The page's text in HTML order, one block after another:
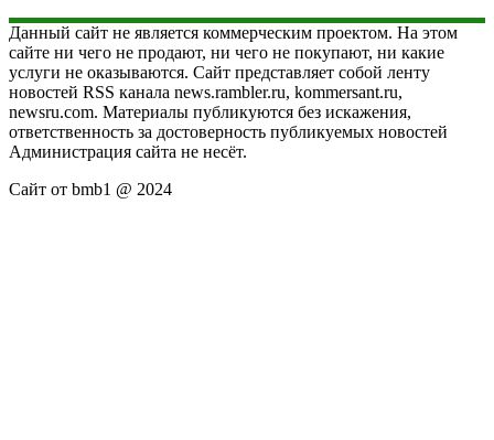
Данный сайт не является коммерческим проектом. На этом
сайте ни чего не продают, ни чего не покупают, ни какие
услуги не оказываются. Сайт представляет собой ленту
новостей RSS канала news.rambler.ru, kommersant.ru,
newsru.com. Материалы публикуются без искажения,
ответственность за достоверность публикуемых новостей
Администрация сайта не несёт.
Сайт от bmb1 @ 2024